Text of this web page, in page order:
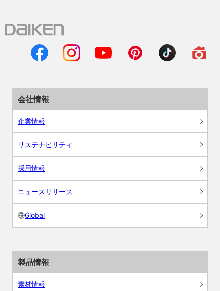
会社情報
企業情報
サステナビリティ
採用情報
ニュースリリース
Global
製品情報
素材情報